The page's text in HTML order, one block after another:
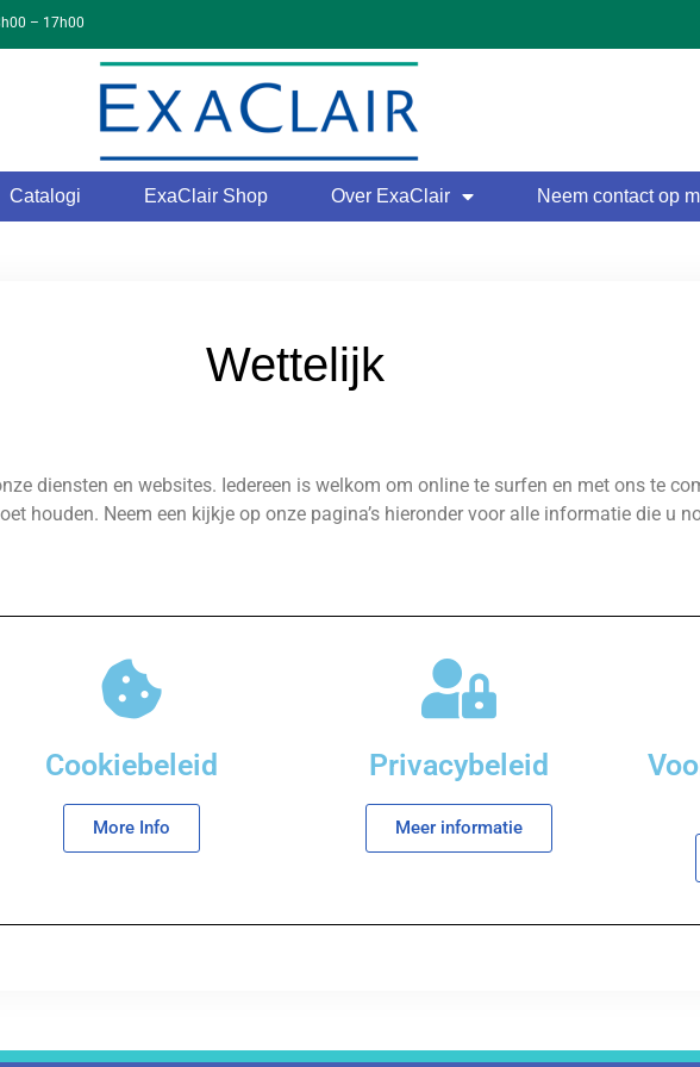
– 17h00
Catalogi ExaClair Shop Over ExaClair Neem contact op
Wettelijk
diensten en websites. Iedereen is welkom om online te surfen en met ons te
houden. Neem een kijkje op onze pagina’s hieronder voor alle informatie die u
Cookiebeleid
More Info
Privacybeleid
Meer informatie